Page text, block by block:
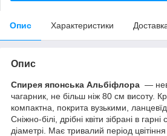
Опис Характеристики
Опис
Спирея японська Альбіфлора —
чагарник, не більш ніж 80 см висоту.
компактна, покрита вузькими,
Сніжно-білі, дрібні квіти зібрані в
діаметрі. Має тривалий період